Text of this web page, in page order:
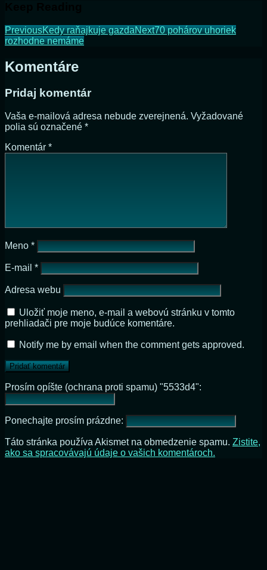
PreviousKedy raňajkuje gazdaNext70 pohárov uhoriek
rozhodne nemáme
Komentáre
Pridaj komentár
Vaša e-mailová adresa nebude zverejnená. Vyžadované
polia sú označené *
Komentár *
Meno *
E-mail *
Adresa webu
Uložiť moje meno, e-mail a webovú stránku v tomto
prehliadači pre moje budúce komentáre.
Notify me by email when the comment gets approved.
Prosím opíšte (ochrana proti spamu) "5533d4":
Ponechajte prosím prázdne:
Táto stránka používa Akismet na obmedzenie spamu. Zistite,
ako sa spracovávajú údaje o vašich komentároch.